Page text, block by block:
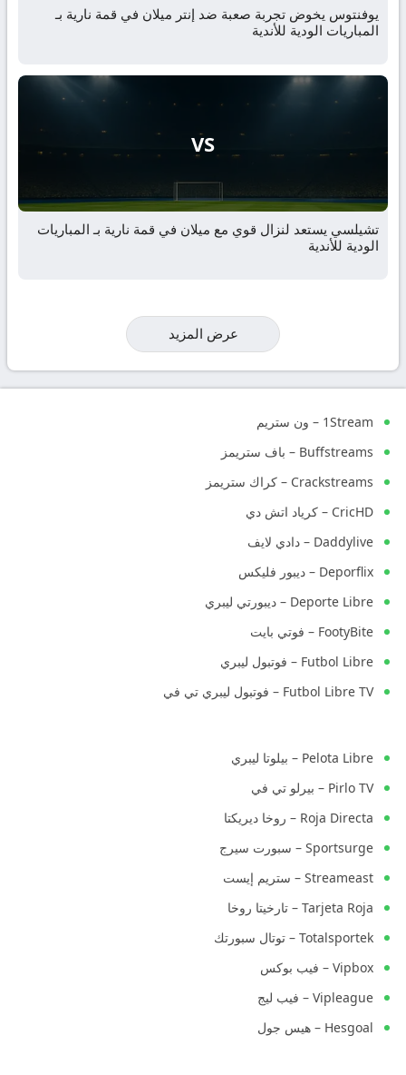
يوفنتوس يخوض تجربة صعبة ضد إنتر ميلان في قمة نارية بـ
المباريات الودية للأندية
VS
تشيلسي يستعد لنزال قوي مع ميلان في قمة نارية بـ المباريات
الودية للأندية
عرض المزيد
1Stream – ون ستريم
Buffstreams – باف ستريمز
Crackstreams – كراك ستريمز
CricHD – كرياد اتش دي
Daddylive – دادي لايف
Deporflix – ديبور فليكس
Deporte Libre – ديبورتي ليبري
FootyBite – فوتي بايت
Futbol Libre – فوتبول ليبري
Futbol Libre TV – فوتبول ليبري تي في
Pelota Libre – بيلوتا ليبري
Pirlo TV – بيرلو تي في
Roja Directa – روخا ديريكتا
Sportsurge – سبورت سيرج
Streameast – ستريم إيست
Tarjeta Roja – تارخيتا روخا
Totalsportek – توتال سبورتك
Vipbox – فيب بوكس
Vipleague – فيب ليج
Hesgoal – هيس جول